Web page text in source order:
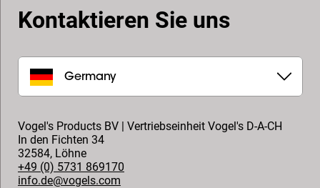
Kontaktieren Sie uns
Germany
Vogel's Products BV | Vertriebseinheit Vogel's D-A-CH
In den Fichten 34
32584, Löhne
+49 (0) 5731 869170
info.de@vogels.com